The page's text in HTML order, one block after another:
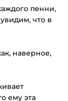
пенни,
что в
наверное,
ему эта